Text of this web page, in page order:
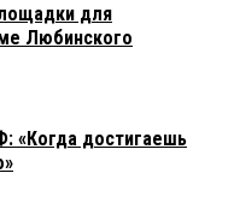
для
Любинского
«Когда достигаешь